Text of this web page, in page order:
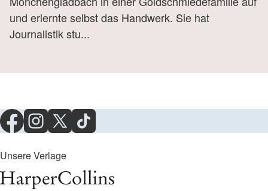
und erlernte selbst das Handwerk. Sie hat
Journalistik stu...
Unsere Verlage